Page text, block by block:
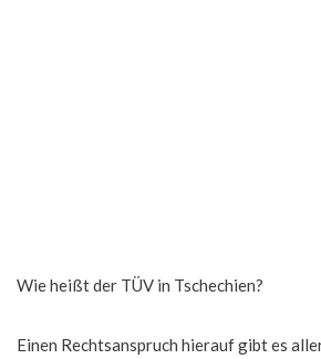
Wie heißt der TÜV in Tschechien?
Einen Rechtsanspruch hierauf gibt es